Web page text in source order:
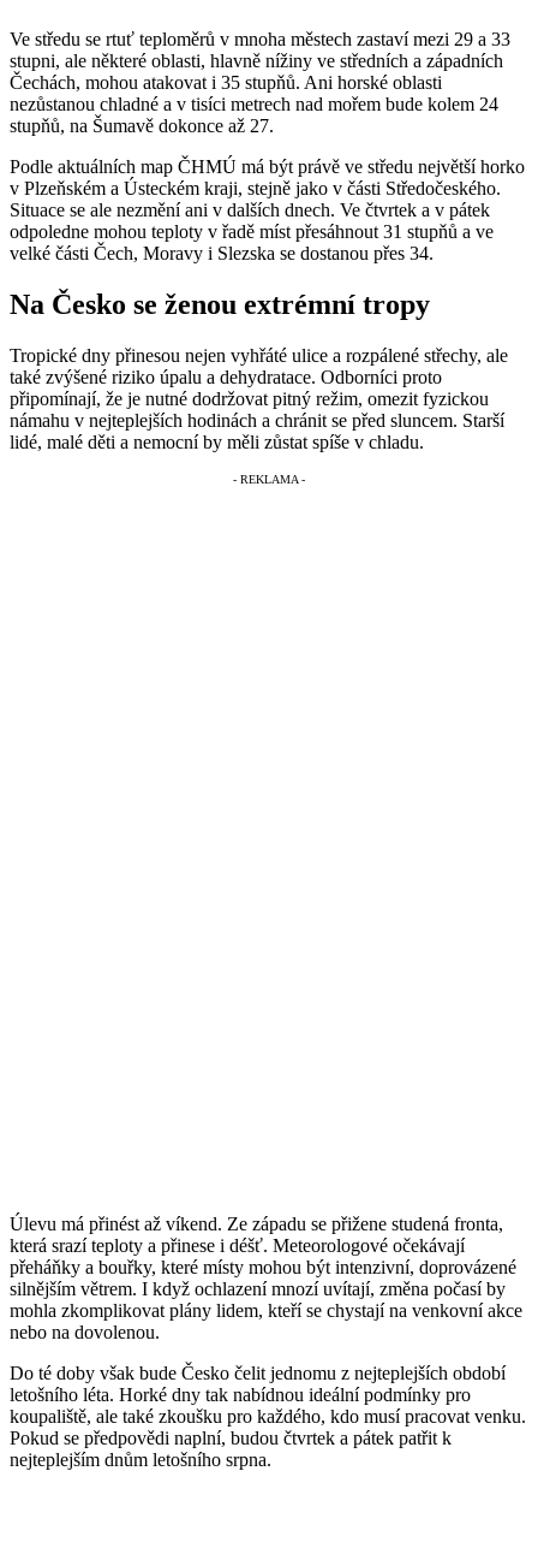
Ve středu se rtuť teploměrů v mnoha městech zastaví mezi 29 a 33
stupni, ale některé oblasti, hlavně nížiny ve středních a západních
Čechách, mohou atakovat i 35 stupňů. Ani horské oblasti
nezůstanou chladné a v tisíci metrech nad mořem bude kolem 24
stupňů, na Šumavě dokonce až 27.
Podle aktuálních map ČHMÚ má být právě ve středu největší horko
v Plzeňském a Ústeckém kraji, stejně jako v části Středočeského.
Situace se ale nezmění ani v dalších dnech. Ve čtvrtek a v pátek
odpoledne mohou teploty v řadě míst přesáhnout 31 stupňů a ve
velké části Čech, Moravy i Slezska se dostanou přes 34.
Na Česko se ženou extrémní tropy
Tropické dny přinesou nejen vyhřáté ulice a rozpálené střechy, ale
také zvýšené riziko úpalu a dehydratace. Odborníci proto
připomínají, že je nutné dodržovat pitný režim, omezit fyzickou
námahu v nejteplejších hodinách a chránit se před sluncem. Starší
lidé, malé děti a nemocní by měli zůstat spíše v chladu.
Úlevu má přinést až víkend. Ze západu se přižene studená fronta,
která srazí teploty a přinese i déšť. Meteorologové očekávají
přeháňky a bouřky, které místy mohou být intenzivní, doprovázené
silnějším větrem. I když ochlazení mnozí uvítají, změna počasí by
mohla zkomplikovat plány lidem, kteří se chystají na venkovní akce
nebo na dovolenou.
Do té doby však bude Česko čelit jednomu z nejteplejších období
letošního léta. Horké dny tak nabídnou ideální podmínky pro
koupaliště, ale také zkoušku pro každého, kdo musí pracovat venku.
Pokud se předpovědi naplní, budou čtvrtek a pátek patřit k
nejteplejším dnům letošního srpna.